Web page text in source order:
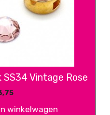
Vintage Rose
winkelwagen